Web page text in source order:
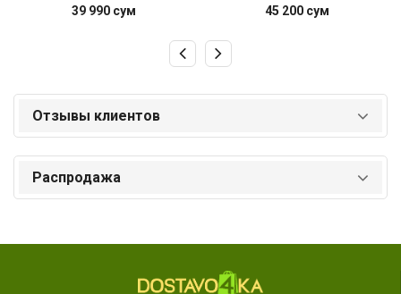
39 990 сум
45 200 сум
Отзывы клиентов
Распродажа